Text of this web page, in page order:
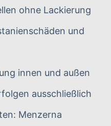
ohne Lackierung
und
innen und außen
ausschließlich
Menzerna